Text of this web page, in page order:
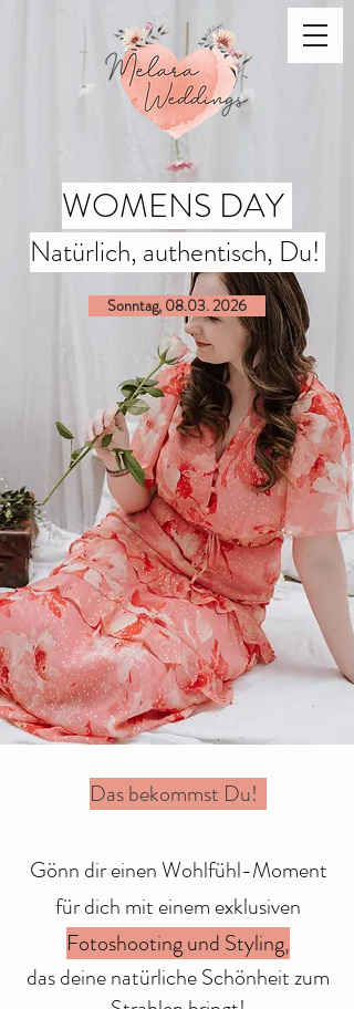
WOMENS DAY
Natürlich, authentisch, Du!
Sonntag, 08.03. 2026
Das bekommst Du!
Gönn dir einen Wohlfühl-Moment
für dich mit einem exklusiven
Fotoshooting und Styling,
das deine natürliche Schönheit zum